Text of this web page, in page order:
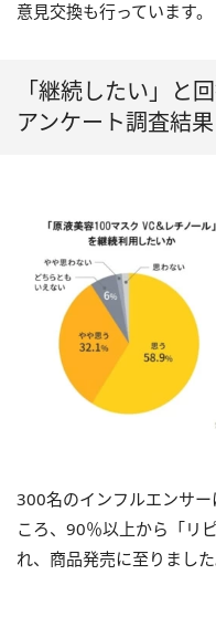
意見交換も行っています。
「継続したい」と
アンケート調査結果
300名のインフルエンサ
ころ、90％以上から「リ
れ、商品発売に至りました